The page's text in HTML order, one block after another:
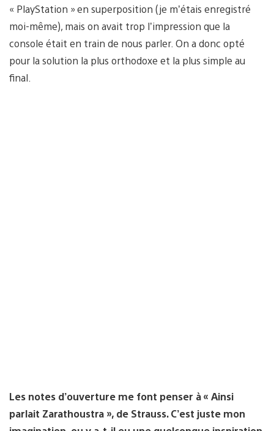
« PlayStation » en superposition (je m’étais enregistré
moi-même), mais on avait trop l’impression que la
console était en train de nous parler. On a donc opté
pour la solution la plus orthodoxe et la plus simple au
final.
Les notes d’ouverture me font penser à « Ainsi
parlait Zarathoustra », de Strauss. C’est juste mon